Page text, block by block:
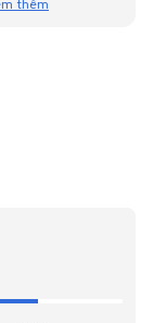
thể liên hệ
thêm